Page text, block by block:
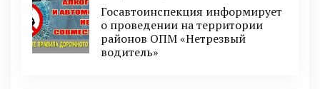
Госавтоинспекция информирует
о проведении на территории
районов ОПМ «Нетрезвый
водитель»